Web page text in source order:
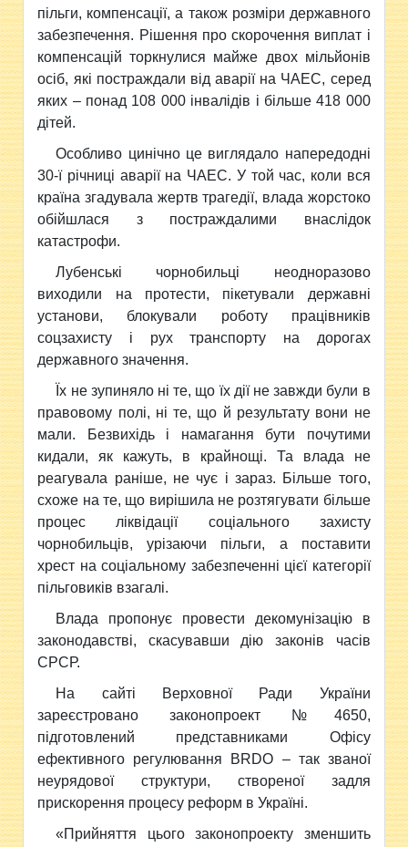
пільги, компенсації, а також розміри державного
забезпечення. Рішення про скорочення виплат і
компенсацій торкнулися майже двох мільйонів
осіб, які постраждали від аварії на ЧАЕС, серед
яких – понад 108 000 інвалідів і більше 418 000
дітей.
Особливо цинічно це виглядало напередодні
30-ї річниці аварії на ЧАЕС. У той час, коли вся
країна згадувала жертв трагедії, влада жорстоко
обійшлася з постраждалими внаслідок
катастрофи.
Лубенські чорнобильці неодноразово
виходили на протести, пікетували державні
установи, блокували роботу працівників
соцзахисту і рух транспорту на дорогах
державного значення.
Їх не зупиняло ні те, що їх дії не завжди були в
правовому полі, ні те, що й результату вони не
мали. Безвихідь і намагання бути почутими
кидали, як кажуть, в крайнощі. Та влада не
реагувала раніше, не чує і зараз. Більше того,
схоже на те, що вирішила не розтягувати більше
процес ліквідації соціального захисту
чорнобильців, урізаючи пільги, а поставити
хрест на соціальному забезпеченні цієї категорії
пільговиків взагалі.
Влада пропонує провести декомунізацію в
законодавстві, скасувавши дію законів часів
СРСР.
На сайті Верховної Ради України
зареєстровано законопроект №4650,
підготовлений представниками Офісу
ефективного регулювання BRDO – так званої
неурядової структури, створеної задля
прискорення процесу реформ в Україні.
«Прийняття цього законопроекту зменшить